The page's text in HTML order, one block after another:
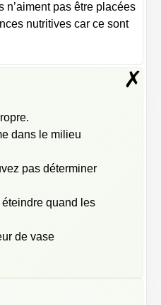
pas être placées
nutritives car ce sont
✗
dans le milieu
pas déterminer
quand les
de vase